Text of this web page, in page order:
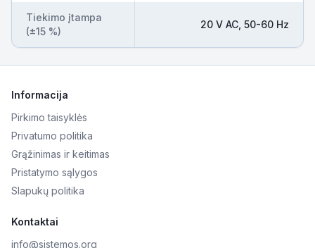
Tiekimo įtampa
(±15 %)
20 V AC, 50-60 Hz
Informacija
Pirkimo taisyklės
Privatumo politika
Grąžinimas ir keitimas
Pristatymo sąlygos
Slapukų politika
Kontaktai
info@sistemos.org